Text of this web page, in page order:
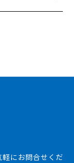
にお問合せくだ